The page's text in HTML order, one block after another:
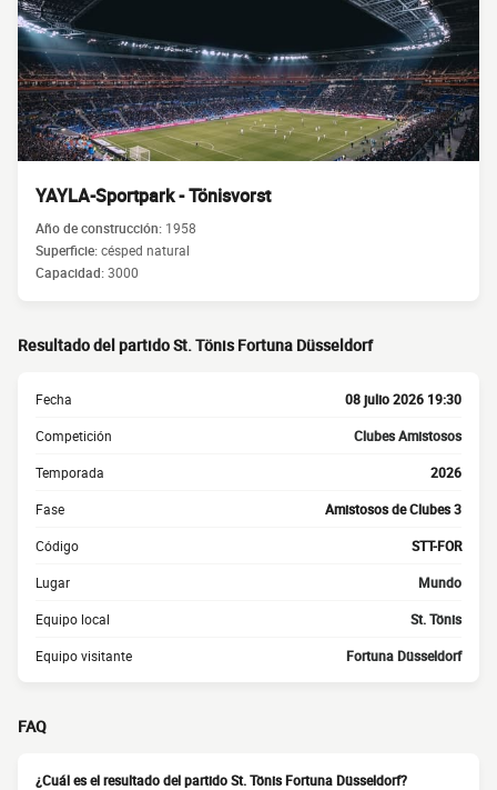
YAYLA-Sportpark - Tönisvorst
Año de construcción: 1958
Superficie:césped natural
Capacidad:3000
Resultado del partido St. Tönis Fortuna Düsseldorf
Fecha 08 julio 2026 19:30
Competición Clubes Amistosos
Temporada 2026
Fase Amistosos de Clubes 3
Código STT-FOR
Lugar Mundo
Equipo local St. Tönis
Equipo visitante Fortuna Düsseldorf
FAQ
¿Cuál es el resultado del partido St. Tönis Fortuna Düsseldorf?